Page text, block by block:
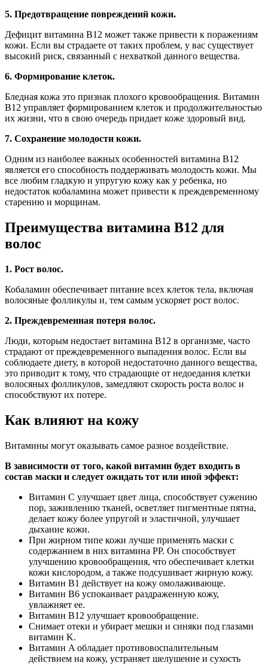
5. Предотвращение повреждений кожи.
Дефицит витамина B12 может также привести к поражениям
кожи. Если вы страдаете от таких проблем, у вас существует
высокий риск, связанный с нехваткой данного вещества.
6. Формирование клеток.
Бледная кожа это признак плохого кровообращения. Витамин
B12 управляет формированием клеток и продолжительностью
их жизни, что в свою очередь придает коже здоровый вид.
7. Сохранение молодости кожи.
Одним из наиболее важных особенностей витамина B12
является его способность поддерживать молодость кожи. Мы
все любим гладкую и упругую кожу как у ребенка, но
недостаток кобаламина может привести к преждевременному
старению и морщинам.
Преимущества витамина В12 для
волос
1. Рост волос.
Кобаламин обеспечивает питание всех клеток тела, включая
волосяные фолликулы и, тем самым ускоряет рост волос.
2. Преждевременная потеря волос.
Люди, которым недостает витамина B12 в организме, часто
страдают от преждевременного выпадения волос. Если вы
соблюдаете диету, в которой недостаточно данного вещества,
это приводит к тому, что страдающие от недоедания клетки
волосяных фолликулов, замедляют скорость роста волос и
способствуют их потере.
Как влияют на кожу
Витамины могут оказывать самое разное воздействие.
В зависимости от того, какой витамин будет входить в
состав маски и следует ожидать тот или иной эффект:
Витамин C улучшает цвет лица, способствует сужению
пор, заживлению тканей, осветляет пигментные пятна,
делает кожу более упругой и эластичной, улучшает
дыхание кожи.
При жирном типе кожи лучше применять маски с
содержанием в них витамина PP. Он способствует
улучшению кровообращения, что обеспечивает клетки
кожи кислородом, а также подсушивает жирную кожу.
Витамин B1 действует на кожу омолаживающе.
Витамин B6 успокаивает раздраженную кожу,
увлажняет ее.
Витамин B12 улучшает кровообращение.
Снимает отеки и убирает мешки и синяки под глазами
витамин K.
Витамин A обладает противовоспалительным
действием на кожу, устраняет шелушение и сухость